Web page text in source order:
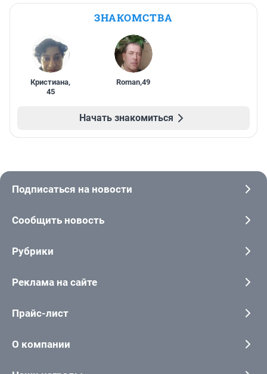
ЗНАКОМСТВА
Кристиана,
45
Roman,49
Начать знакомиться
Подписаться на новости
Сообщить новость
Рубрики
Реклама на сайте
Прайс-лист
О компании